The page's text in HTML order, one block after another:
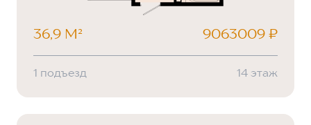
36,9 М² 9063009 ₽
1 подъезд 14 этаж